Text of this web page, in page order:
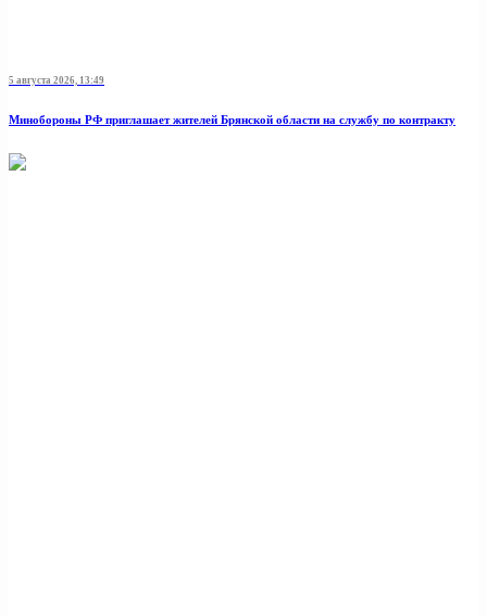
5 августа 2026, 13:49
Минобoроны РФ приглaшaет житeлeй Брянской области на службу по контракту